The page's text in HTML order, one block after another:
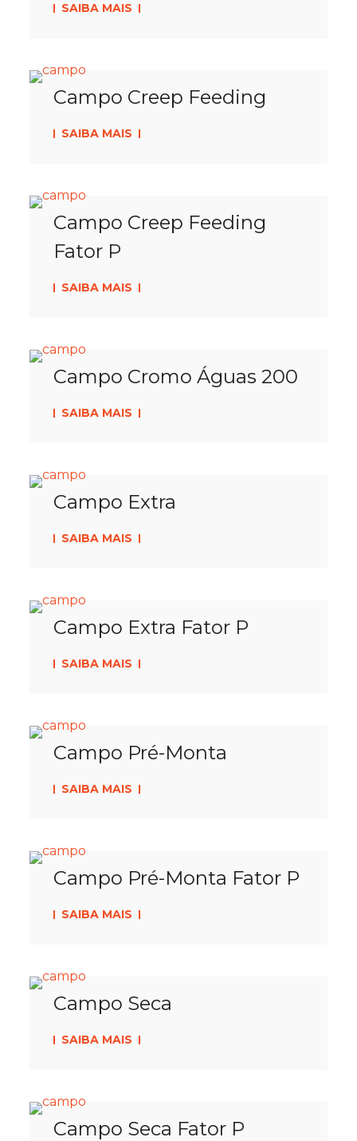
SAIBA MAIS
Campo Creep Feeding
SAIBA MAIS
Campo Creep Feeding
Fator P
SAIBA MAIS
Campo Cromo Águas 200
SAIBA MAIS
Campo Extra
SAIBA MAIS
Campo Extra Fator P
SAIBA MAIS
Campo Pré-Monta
SAIBA MAIS
Campo Pré-Monta Fator P
SAIBA MAIS
Campo Seca
SAIBA MAIS
Campo Seca Fator P